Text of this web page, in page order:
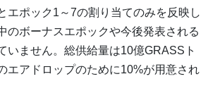
エポック1～7の割り当てのみを反映し
のボーナスエポックや今後発表される
いません。総供給量は10億GRASSト
エアドロップのために10%が用意され